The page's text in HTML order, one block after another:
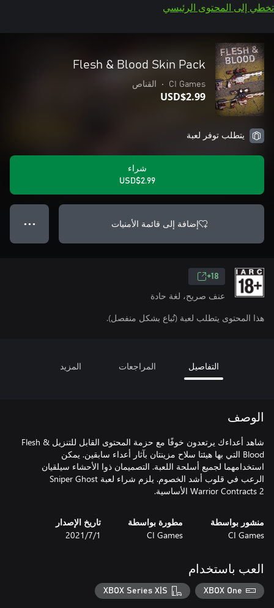
تخطي إلى المحتوى الرئيسي
Flesh & Blood Skin Pack
CI Games
• القناص
USD$2.99
يتطلب توفر لعبة
شراء
USD$2.99
إضافة إلى قائمة الأمنيات ● ● ●
18+
عنف صريح، لغة حادة
هذا المحتوى يتطلب لعبة (تُباع بشكل منفصل).
التفاصيل المراجعات المزيد
الوصف
شاهد أعداءك يرتعدون خوفًا مع حزمة المحتوى القابل للتنزيل Flesh &
Blood التي بها هيئتا سلاح مزينتان بآثار أعداء سابقين. يمكن
استخدامهما لجميع أسلحة اللعبة. التصميمان ذوا الأحشاء سيلقيان
الرعب في قلوب أشد الخصوم. يلزم شراء لعبة Sniper Ghost
Warrior Contracts 2 الأساسية.
منشور بواسطة
CI Games
مطورة بواسطة
CI Games
تاريخ الإصدار
1‏/7‏/2021
العب باستخدام
XBOX One
XBOX Series X|S